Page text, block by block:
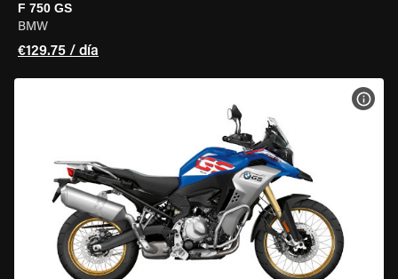
F 750 GS
BMW
€129.75 / día
VER